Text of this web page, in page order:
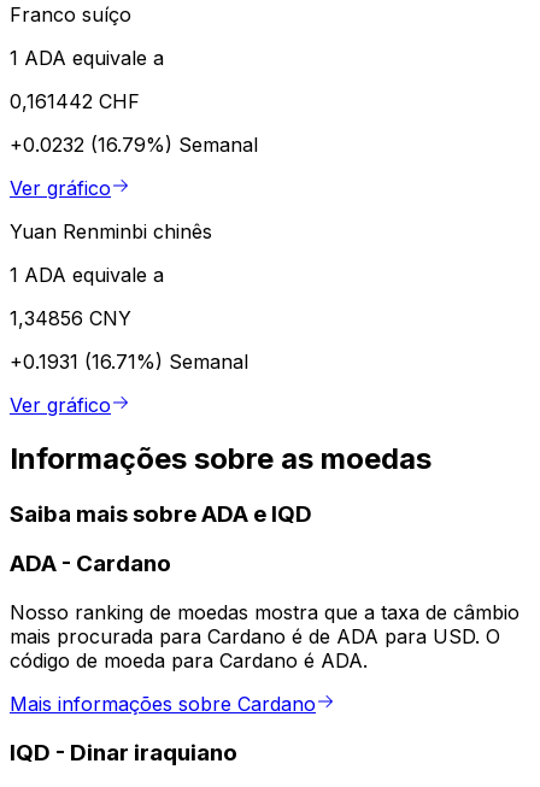
Franco suíço
1 ADA equivale a
0,161442 CHF
+0.0232 (16.79%) Semanal
Ver gráfico
Yuan Renminbi chinês
1 ADA equivale a
1,34856 CNY
+0.1931 (16.71%) Semanal
Ver gráfico
Informações sobre as moedas
Saiba mais sobre ADA e IQD
ADA - Cardano
Nosso ranking de moedas mostra que a taxa de câmbio
mais procurada para Cardano é de ADA para USD. O
código de moeda para Cardano é ADA.
Mais informações sobre Cardano
IQD - Dinar iraquiano